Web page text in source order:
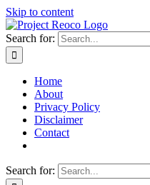
Skip to content
Search for:
Home
About
Privacy Policy
Disclaimer
Contact
Search for: